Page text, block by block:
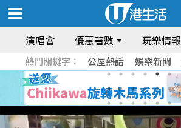
演唱會 優惠著數 玩樂情報
熱門關鍵字： 公屋熱話 娛樂新聞